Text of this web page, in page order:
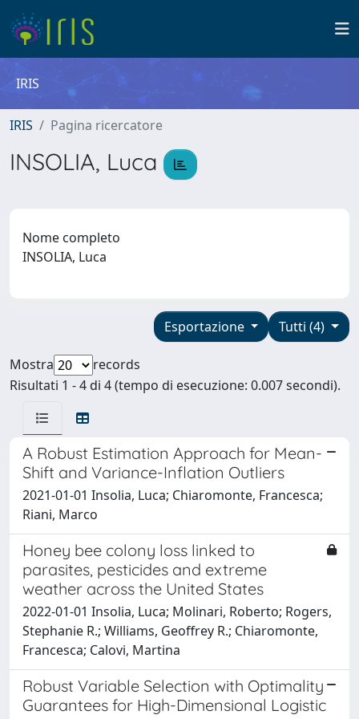
IRIS
IRIS Pagina ricercatore
INSOLIA, Luca
Nome completo
INSOLIA, Luca
Tutti (4)
Esportazione
Mostra
records
Risultati 1 - 4 di 4 (tempo di esecuzione: 0.007 secondi).
A Robust Estimation Approach for Mean-
Shift and Variance-Inflation Outliers
2021-01-01 Insolia, Luca; Chiaromonte, Francesca;
Riani, Marco
Honey bee colony loss linked to
parasites, pesticides and extreme
weather across the United States
2022-01-01 Insolia, Luca; Molinari, Roberto; Rogers,
Stephanie R.; Williams, Geoffrey R.; Chiaromonte,
Francesca; Calovi, Martina
Robust Variable Selection with Optimality
Guarantees for High-Dimensional Logistic